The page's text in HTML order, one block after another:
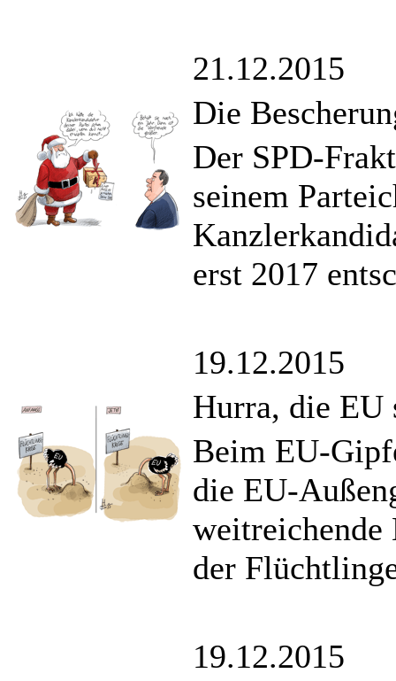
21.12.2015
Die
Der SPD-
seinem
erst 2017
19.12.2015
Hurra, die EU
Beim EU-
die EU-
weitreichende
der
19.12.2015